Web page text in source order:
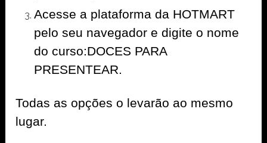
Acesse a plataforma da HOTMART
pelo seu navegador e digite o nome
do curso:DOCES PARA
PRESENTEAR.
Todas as opções o levarão ao mesmo
lugar.